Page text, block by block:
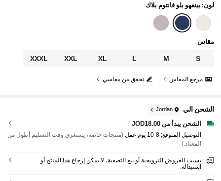
لون: بينغهو بلو فانتوم بلاك
مقاس
S
M
L
XL
XXL
XXXL
تحقق من مقاسي مرجع المقاس
الشحن الي Jordan
الشحن يبدأ من JOD18.00
التوصيل المتوقع: 8-10 يوم عمل
(منتجات خاصة، يستغرق وقت التسليم أطول من
المعتاد.)
بسبب العروض الترويجية أو بيع التصفية، لا يمكن إرجاع هذا المنتج أو
استبداله.